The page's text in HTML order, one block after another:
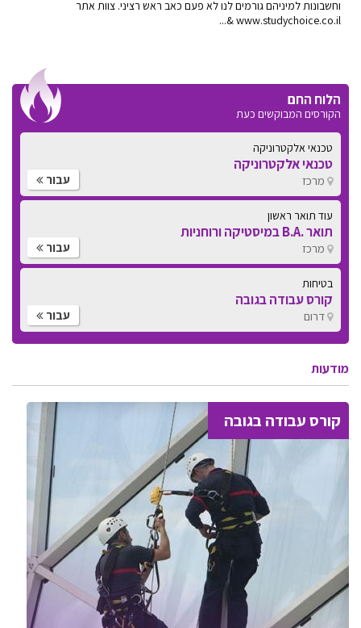
וחשבונות למיניהם גורמים לנו לא פעם כאב ראש רציני. צוות אתר
www.studychoice.co.il &...
הלוח החם
הקורסים המבוקשים כעת
טכנאי אלקטרוניקה
טכנאי אלקטרוניקה
מרכז עבור
עוד תואר ראשון
תואר .B.A במיסטיקה ורוחניות
מרכז עבור
בטיחות
קורס עבודה בגובה
דרום עבור
מודעות
קורס עבודה בגובה